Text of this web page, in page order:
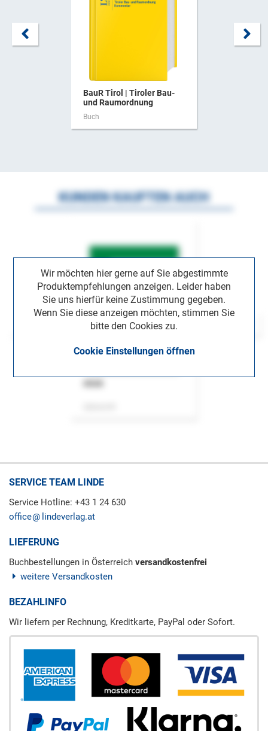
BauR Tirol | Tiroler Bau-
und Raumordnung
Buch
Wir möchten hier gerne auf Sie abgestimmte
Produktempfehlungen anzeigen. Leider haben
Sie uns hierfür keine Zustimmung gegeben.
Wenn Sie diese anzeigen möchten, stimmen Sie
bitte den Cookies zu.
Cookie Einstellungen öffnen
KUNDEN KAUFTEN AUCH
SERVICE TEAM LINDE
Service Hotline: +43 1 24 630
office
lindeverlag.at
LIEFERUNG
Buchbestellungen in Österreich versandkostenfrei
weitere Versandkosten
BEZAHLINFO
Wir liefern per Rechnung, Kreditkarte, PayPal oder Sofort.